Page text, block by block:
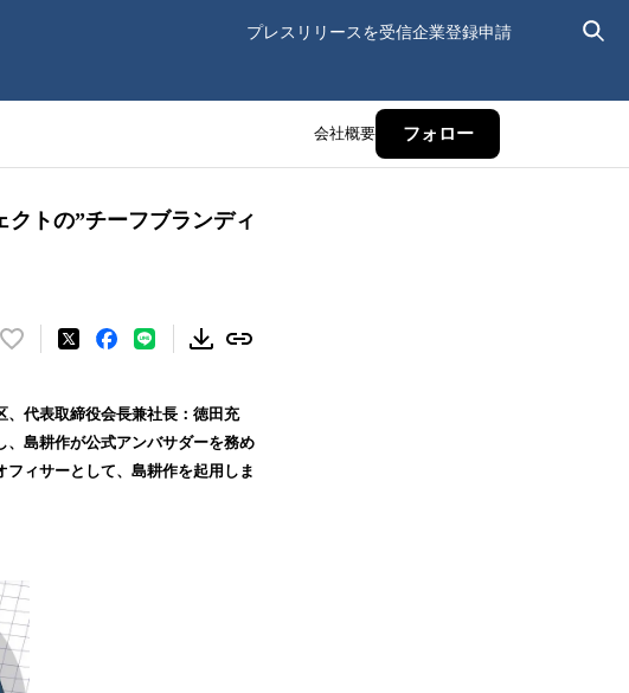
プレスリリースを受信企業登録申請
会社概要 フォロー
クトの”チーフブランディ
い
！
数
を
中
で
す
、代表取締役会長兼社長：徳田充
島耕作が公式アンバサダーを務め
ィサーとして、島耕作を起用しま